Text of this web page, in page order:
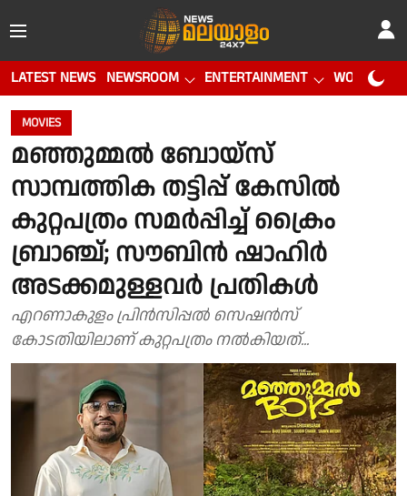
LATEST NEWS NEWSROOM ENTERTAINMENT WORLD CUP
MOVIES
മഞ്ഞുമ്മൽ ബോയ്സ്
സാമ്പത്തിക തട്ടിപ്പ് കേസിൽ
കുറ്റപത്രം സമർപ്പിച്ച് ക്രൈം
ബ്രാഞ്ച്; സൗബിൻ ഷാഹിർ
അടക്കമുള്ളവർ പ്രതികൾ
എറണാകുളം പ്രിൻസിപ്പൽ സെഷൻസ്
കോടതിയിലാണ് കുറ്റപത്രം നൽകിയത്...